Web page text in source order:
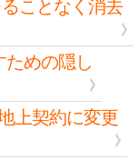
ことなく消去
ための隠し
上契約に変更